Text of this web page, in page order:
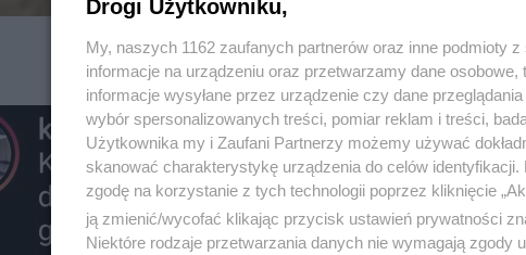
Drogi Użytkowniku,
My, naszych 1162 zaufanych partnerów oraz inne podmioty
informacje na urządzeniu oraz przetwarzamy dane
informacje wysyłane przez urządzenie czy dane
wybór spersonalizowanych treści, pomiar reklam i treści,
Użytkownika my i Zaufani Partnerzy możemy używać
skanować charakterystykę urządzenia do celów
zgodę na korzystanie z tych technologii poprzez kliknięcie
ją zmienić/wycofać klikając przycisk ustawień prywatności
Niektóre rodzaje przetwarzania danych nie wymagają